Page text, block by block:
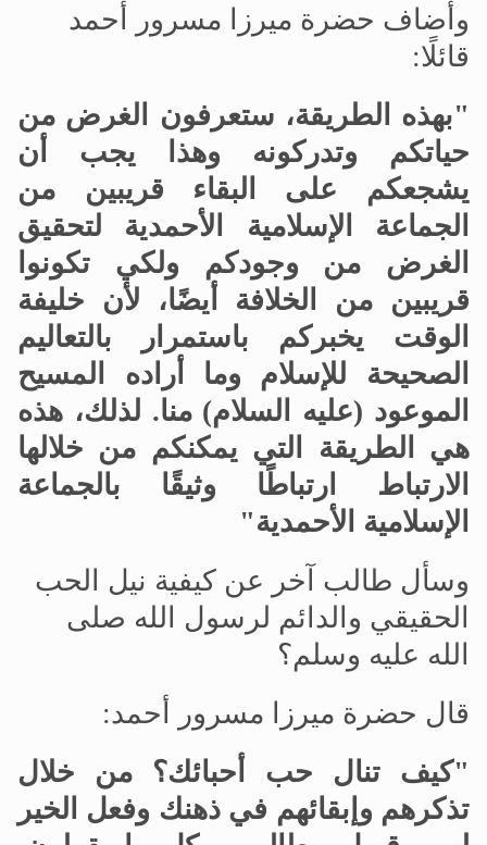
وأضاف حضرة ميرزا مسرور أحمد
قائلًا:
"بهذه الطريقة، ستعرفون الغرض من
حياتكم وتدركونه وهذا يجب أن
يشجعكم على البقاء قريبين من
الجماعة الإسلامية الأحمدية لتحقيق
الغرض من وجودكم ولكي تكونوا
قريبين من الخلافة أيضًا، لأن خليفة
الوقت يخبركم باستمرار بالتعاليم
الصحيحة للإسلام وما أراده المسيح
الموعود (عليه السلام) منا. لذلك، هذه
هي الطريقة التي يمكنكم من خلالها
الارتباط ارتباطًا وثيقًا بالجماعة
الإسلامية الأحمدية"
وسأل طالب آخر عن كيفية نيل الحب
الحقيقي والدائم لرسول الله صلى
الله عليه وسلم؟
قال حضرة ميرزا مسرور أحمد:
"كيف تنال حب أحبائك؟ من خلال
تذكرهم وإبقائهم في ذهنك وفعل الخير